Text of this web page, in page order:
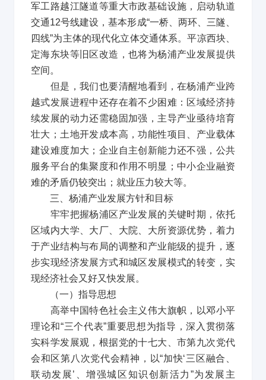
军工路越江隧道等重大市政基础设施，启动轨道
交通12号线建设，基本形成“一桥、两环、三隧、
四线”为主体的现代化立体交通体系。平凉西块、
定海东块等旧区改造，也将为杨浦产业发展提供
空间。
但是，我们也要清醒地看到，在杨浦产业跨
越式发展进程中还存在着不少困难：区域经济持
续发展的动力还需稳固加强，主导产业亟待培育
壮大；土地开发成本高，功能性项目、产业载体
建设难度加大；企业自主创新能力还不强，公共
服务平台的集聚度和作用不明显；中小企业融资
难的矛盾仍较突出；就业压力较大等。
三、杨浦产业发展方针和目标
牢牢把握杨浦区产业发展的关键时期，依托
区域内大学、大厂、大院、大所资源优势，着力
于产业结构与布局的调整和产业能级的提升，逐
步实现经济发展方式和城区发展模式的转变，实
现经济社会又好又快发展。
（一）指导思想
高举中国特色社会主义伟大旗帜，以邓小平
理论和“三个代表”重要思想为指导，深入贯彻落
实科学发展观，根据党的十七大、市第九次党代
会和区第八次党代会精神，以“加快‘三区融合、
联动发展’ 、增强城区知识创新活力 ”为发展主